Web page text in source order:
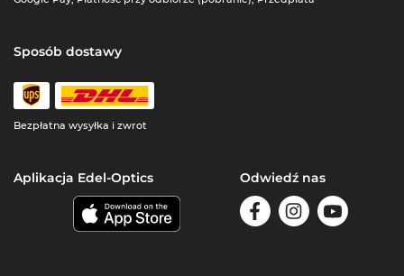
Sposób dostawy
Bezpłatna wysyłka i zwrot
Aplikacja Edel-Optics Odwiedź nas